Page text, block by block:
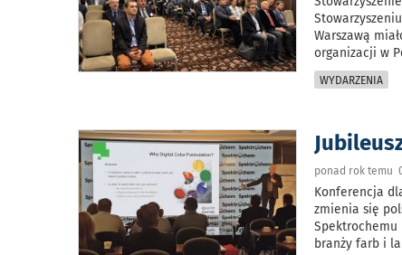
Warszawą
organizacji w
WYDARZENIA
ponad rok temu
Konferencja
zmienia się
branży farb i